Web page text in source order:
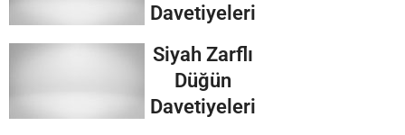
Davetiyeleri
Siyah Zarflı
Düğün
Davetiyeleri